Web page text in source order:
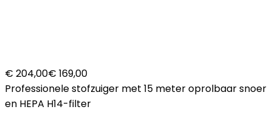
€ 204,00€ 169,00
Professionele stofzuiger met 15 meter oprolbaar snoer
en HEPA H14-filter